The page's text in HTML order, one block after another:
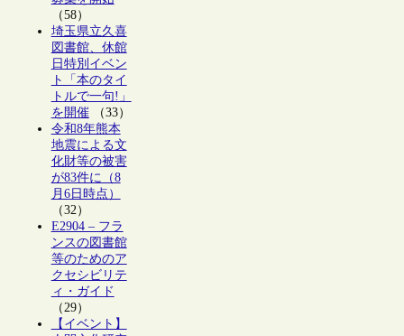
（58）
埼玉県立久喜
図書館、休館
日特別イベン
ト「本のタイ
トルで一句!」
を開催（33）
令和8年熊本
地震による文
化財等の被害
が83件に（8
月6日時点）
（32）
E2904 – フラ
ンスの図書館
等のためのア
クセシビリテ
ィ・ガイド
（29）
【イベント】